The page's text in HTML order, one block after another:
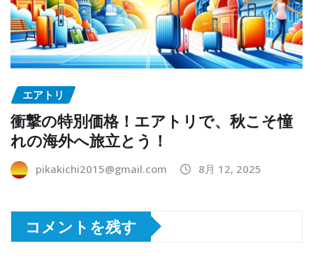
エアトリ
衝撃の特別価格！エアトリで、秋こそ憧
れの海外へ旅立とう！
pikakichi2015@gmail.com 8月 12, 2025
コメントを残す